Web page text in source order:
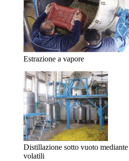
Estrazione a vapore
Distillazione sotto vuoto
volatili